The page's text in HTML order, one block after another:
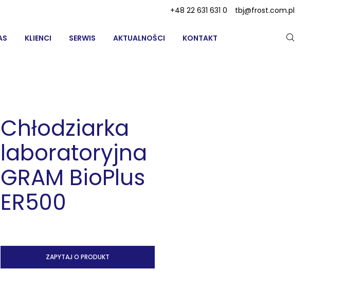
KLIENCI SERWIS AKTUALNOŚCI KONTAKT
+48 22 631 631 0 tbj@frost.com.pl
Chłodziarka
laboratoryjna
GRAM BioPlus
ER500
ZAPYTAJ O PRODUKT